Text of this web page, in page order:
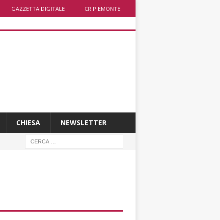
GAZZETTA DIGITALE CR PIEMONTE
CHIESA NEWSLETTER